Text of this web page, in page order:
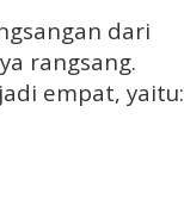
dari
rangsang.
empat, yaitu: